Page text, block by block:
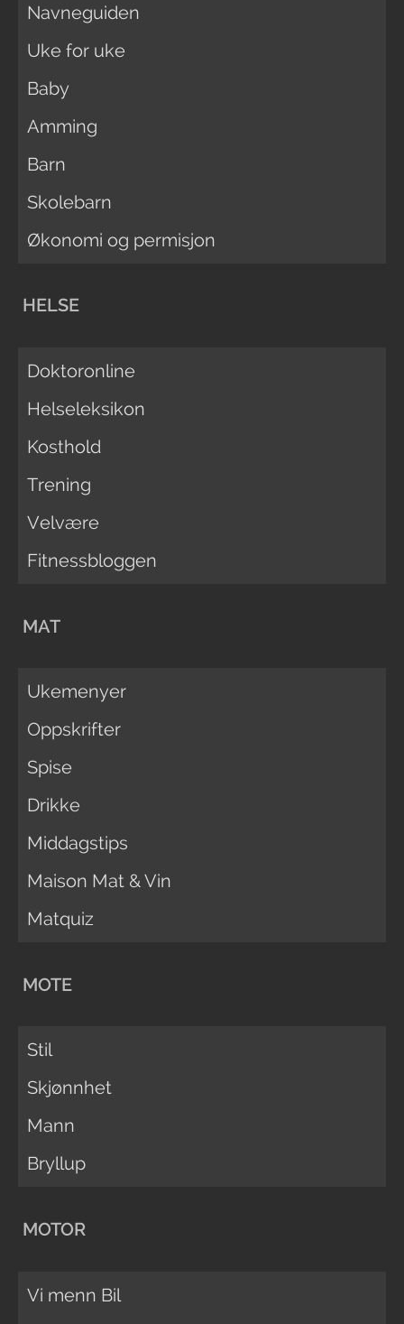
Navneguiden
Uke for uke
Baby
Amming
Barn
Skolebarn
Økonomi og permisjon
HELSE
Doktoronline
Helseleksikon
Kosthold
Trening
Velvære
Fitnessbloggen
MAT
Ukemenyer
Oppskrifter
Spise
Drikke
Middagstips
Maison Mat & Vin
Matquiz
MOTE
Stil
Skjønnhet
Mann
Bryllup
MOTOR
Vi menn Bil